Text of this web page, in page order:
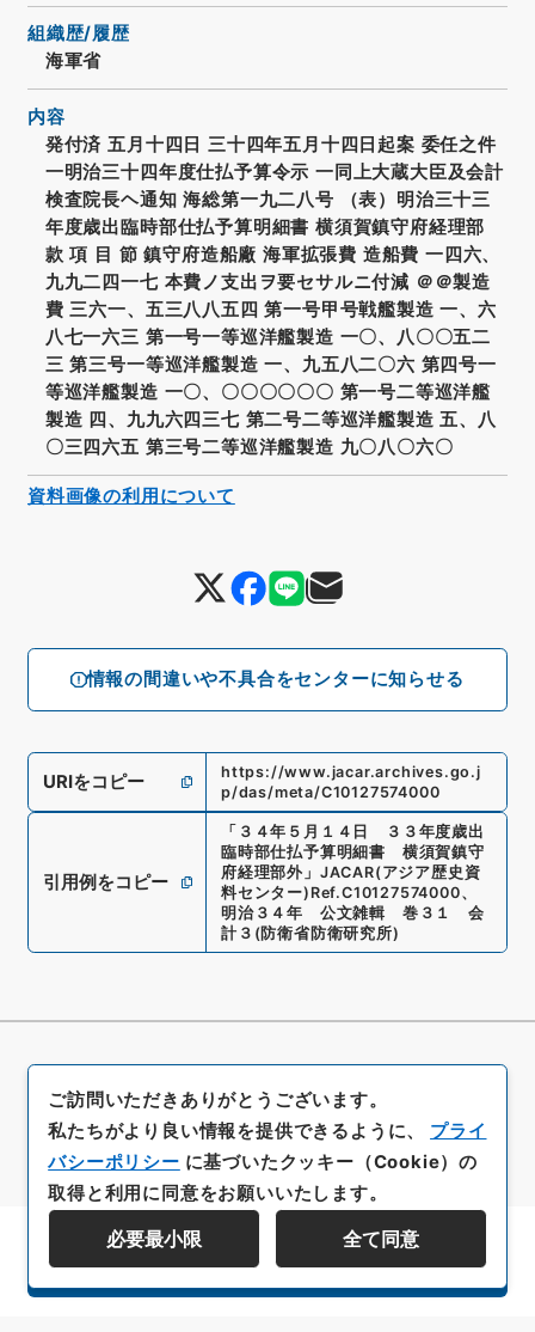
情報の間違いや不具合をセンターに知らせる
組織歴/履歴
海軍省
内容
発付済 五月十四日 三十四年五月十四日起案 委任之件
一明治三十四年度仕払予算令示 一同上大蔵大臣及会計
検査院長ヘ通知 海総第一九二八号 （表）明治三十三
年度歳出臨時部仕払予算明細書 横須賀鎮守府経理部
款 項 目 節 鎮守府造船廠 海軍拡張費 造船費 一四六、
九九二四一七 本費ノ支出ヲ要セサルニ付減 ＠＠製造
費 三六一、五三八八五四 第一号甲号戦艦製造 一、六
八七一六三 第一号一等巡洋艦製造 一〇、八〇〇五二
三 第三号一等巡洋艦製造 一、九五八二〇六 第四号一
等巡洋艦製造 一〇、〇〇〇〇〇〇 第一号二等巡洋艦
製造 四、九九六四三七 第二号二等巡洋艦製造 五、八
〇三四六五 第三号二等巡洋艦製造 九〇八〇六〇
URIをコピー
https://www.jacar.archives.go.j
p/das/meta/C10127574000
引用例をコピー
「 ３４年５月１４日 ３３年度歳出
臨時部仕払予算明細書 横須賀鎮守
府経理部外 」 JACAR(アジア歴史資
料センター) Ref.C10127574000、
明治３４年 公文雑輯 巻３１ 会
計３ (防衛省防衛研究所)
資料画像の利用について
資料群階層を表示する
ご訪問いただきありがとうございます。
私たちがより良い情報を提供できるように、 プライ
バシーポリシー に基づいたクッキー（Cookie）の
取得と利用に同意をお願いいたします。
必要最小限 全て同意